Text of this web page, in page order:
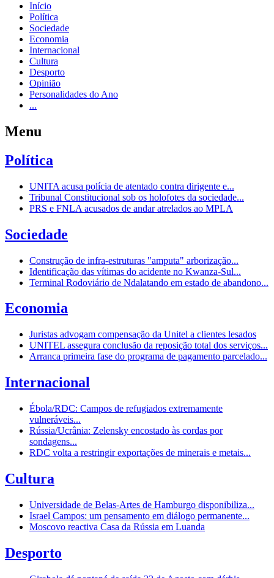
Início
Política
Sociedade
Economia
Internacional
Cultura
Desporto
Opinião
Personalidades do Ano
...
Menu
Política
UNITA acusa polícia de atentado contra dirigente e...
Tribunal Constitucional sob os holofotes da sociedade...
PRS e FNLA acusados de andar atrelados ao MPLA
Sociedade
Construção de infra-estruturas "amputa" arborização...
Identificação das vítimas do acidente no Kwanza-Sul...
Terminal Rodoviário de Ndalatando em estado de abandono...
Economia
Juristas advogam compensação da Unitel a clientes lesados
UNITEL assegura conclusão da reposição total dos serviços...
Arranca primeira fase do programa de pagamento parcelado...
Internacional
Ébola/RDC: Campos de refugiados extremamente
vulneráveis...
Rússia/Ucrânia: Zelensky encostado às cordas por
sondagens...
RDC volta a restringir exportações de minerais e metais...
Cultura
Universidade de Belas-Artes de Hamburgo disponibiliza...
Israel Campos: um pensamento em diálogo permanente...
Moscovo reactiva Casa da Rússia em Luanda
Desporto